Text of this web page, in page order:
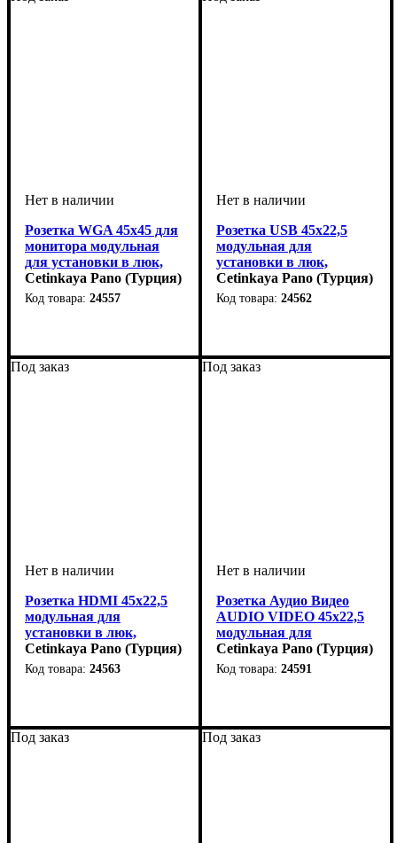
Розетка WGA 45x45 для
монитора модульная
для установки в люк,
кабель-канал,
настенный бокс
Cetinkaya Pano (Турция)
24557
Розетка USB 45x22,5
модульная для
установки в люк,
кабель-канал,
настенный бокс
Cetinkaya Pano (Турция)
24562
Под заказ
Розетка HDMI 45x22,5
модульная для
установки в люк,
кабель-канал,
настенный бокс
Cetinkaya Pano (Турция)
24563
Под заказ
Розетка Аудио Видео
AUDIO VIDEO 45x22,5
модульная для
установки в люк,
кабель-канал,
настенный бокс
Cetinkaya Pano (Турция)
24591
Под заказ Под заказ